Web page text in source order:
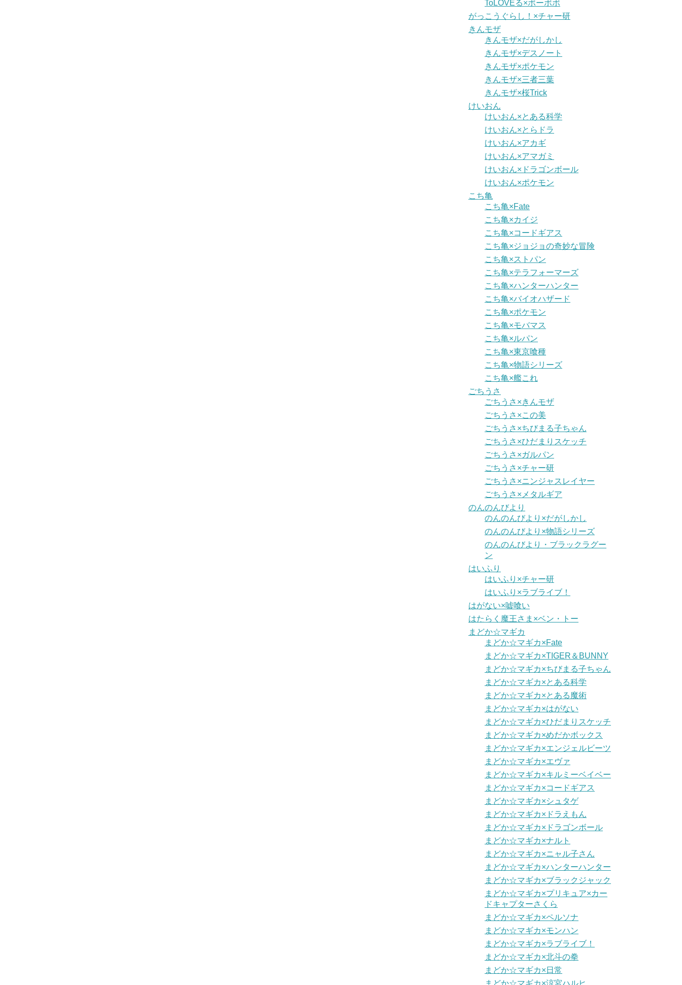
ToLOVEる×ボーボボ
がっこうぐらし！×チャー研
きんモザ
きんモザ×だがしかし
きんモザ×デスノート
きんモザ×ポケモン
きんモザ×三者三葉
きんモザ×桜Trick
けいおん
けいおん×とある科学
けいおん×とらドラ
けいおん×アカギ
けいおん×アマガミ
けいおん×ドラゴンボール
けいおん×ポケモン
こち亀
こち亀×Fate
こち亀×カイジ
こち亀×コードギアス
こち亀×ジョジョの奇妙な冒険
こち亀×ストパン
こち亀×テラフォーマーズ
こち亀×ハンターハンター
こち亀×バイオハザード
こち亀×ポケモン
こち亀×モバマス
こち亀×ルパン
こち亀×東京喰種
こち亀×物語シリーズ
こち亀×艦これ
ごちうさ
ごちうさ×きんモザ
ごちうさ×この美
ごちうさ×ちびまる子ちゃん
ごちうさ×ひだまりスケッチ
ごちうさ×ガルパン
ごちうさ×チャー研
ごちうさ×ニンジャスレイヤー
ごちうさ×メタルギア
のんのんびより
のんのんびより×だがしかし
のんのんびより×物語シリーズ
のんのんびより・ブラックラグー
ン
はいふり
はいふり×チャー研
はいふり×ラブライブ！
はがない×嘘喰い
はたらく魔王さま×ベン・トー
まどか☆マギカ
まどか☆マギカ×Fate
まどか☆マギカ×TIGER＆BUNNY
まどか☆マギカ×ちびまる子ちゃん
まどか☆マギカ×とある科学
まどか☆マギカ×とある魔術
まどか☆マギカ×はがない
まどか☆マギカ×ひだまりスケッチ
まどか☆マギカ×めだかボックス
まどか☆マギカ×エンジェルビーツ
まどか☆マギカ×エヴァ
まどか☆マギカ×キルミーベイベー
まどか☆マギカ×コードギアス
まどか☆マギカ×シュタゲ
まどか☆マギカ×ドラえもん
まどか☆マギカ×ドラゴンボール
まどか☆マギカ×ナルト
まどか☆マギカ×ニャル子さん
まどか☆マギカ×ハンターハンター
まどか☆マギカ×ブラックジャック
まどか☆マギカ×プリキュア×カー
ドキャプターさくら
まどか☆マギカ×ペルソナ
まどか☆マギカ×モンハン
まどか☆マギカ×ラブライブ！
まどか☆マギカ×北斗の拳
まどか☆マギカ×日常
まどか☆マギカ×涼宮ハルヒ